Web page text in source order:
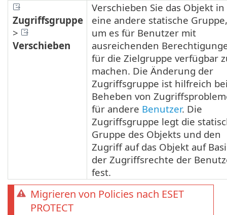
Zugriffsgruppe
>
Verschieben
Verschieben Sie das Objekt in
eine andere statische Gruppe,
um es für Benutzer mit
ausreichenden
für die Zielgruppe verfügbar
machen. Die Änderung der
Zugriffsgruppe ist hilfreich
Beheben von
für andere Benutzer. Die
Zugriffsgruppe legt die
Gruppe des Objekts und den
Zugriff auf das Objekt auf
der Zugriffsrechte der
fest.
Migrieren von Policies nach ESET
PROTECT